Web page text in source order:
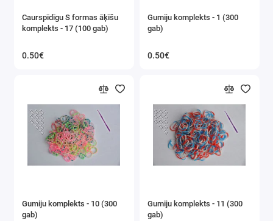
Caurspīdīgu S formas āķīšu
komplekts - 17 (100 gab)
0.50€
Gumiju komplekts - 1 (300
gab)
0.50€
Gumiju komplekts - 10 (300
gab)
Gumiju komplekts - 11 (300
gab)